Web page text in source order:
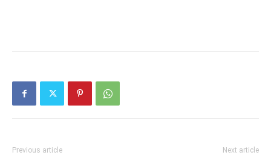
Previous article Next article